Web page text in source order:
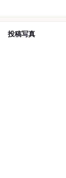
投稿写真